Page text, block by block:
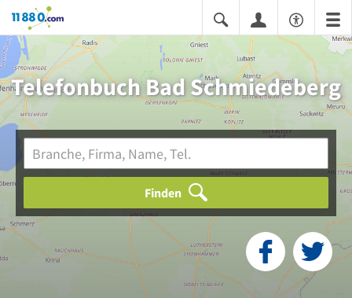
11880.com
Telefonbuch Bad Schmiedeberg
Finden